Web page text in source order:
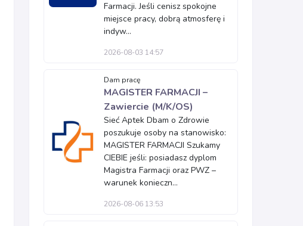
Farmacji. Jeśli cenisz spokojne
miejsce pracy, dobrą atmosferę i
indyw...
2026-08-03 14:57
Dam pracę
MAGISTER FARMACJI –
Zawiercie (M/K/OS)
Sieć Aptek Dbam o Zdrowie
poszukuje osoby na stanowisko:
MAGISTER FARMACJI Szukamy
CIEBIE jeśli: posiadasz dyplom
Magistra Farmacji oraz PWZ –
warunek konieczn...
2026-08-06 13:53